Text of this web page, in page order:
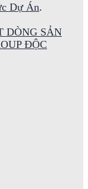
Dự Án.
DÒNG SẢN
ĐỘC